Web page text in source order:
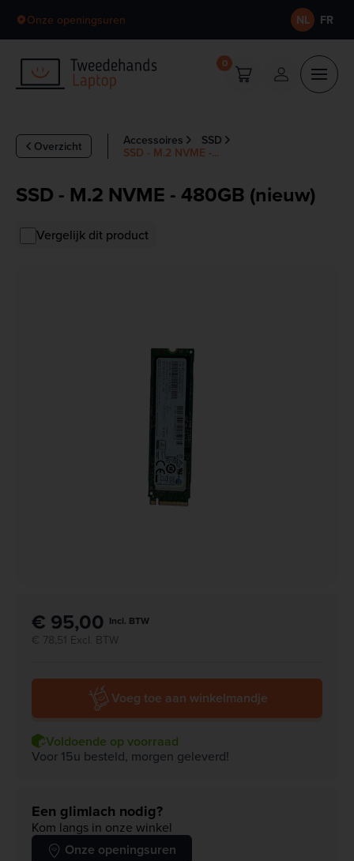
Onze openingsuren NL FR
0
Accessoires
SSD
SSD - M.2 NVME -...
Overzicht
SSD - M.2 NVME - 480GB (nieuw)
Vergelijk dit product
€ 95,00 Incl. BTW
€ 78,51 Excl. BTW
Voeg toe aan winkelmandje
Voldoende op voorraad
Voor 15u besteld, morgen geleverd!
Een glimlach nodig?
Kom langs in onze winkel
Onze openingsuren